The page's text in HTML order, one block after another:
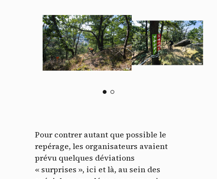
Pour contrer autant que possible le
repérage, les organisateurs avaient
prévu quelques déviations
« surprises », ici et là, au sein des
cookies
En autorisant ces services tiers, vous acceptez le dépôt et la
lecture de cookies et l'utilisation de technologies de suivi